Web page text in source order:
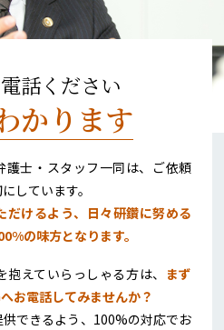
話ください
かります
護士・スタッフ一同は、ご依頼
しています。
だけるよう、日々研鑽に努める
の味方となります。
えていらっしゃる方は、 まず
お電話してみませんか？
できるよう、100%の対応でお